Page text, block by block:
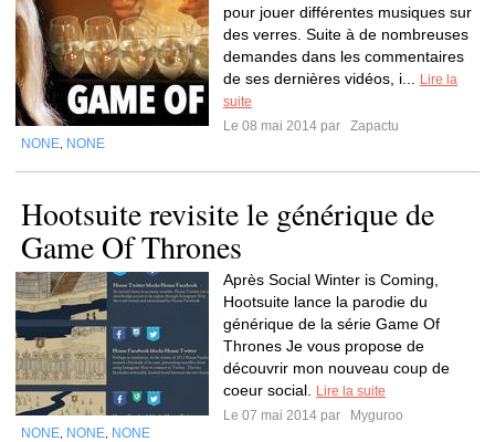
pour jouer différentes musiques sur
des verres. Suite à de nombreuses
demandes dans les commentaires
de ses dernières vidéos, i...
Lire la
suite
Le 08 mai 2014 par
Zapactu
NONE NONE
Hootsuite revisite le générique de
Game Of Thrones
Après Social Winter is Coming,
Hootsuite lance la parodie du
générique de la série Game Of
Thrones Je vous propose de
découvrir mon nouveau coup de
coeur social.
Lire la suite
Le 07 mai 2014 par
Myguroo
NONE NONE NONE